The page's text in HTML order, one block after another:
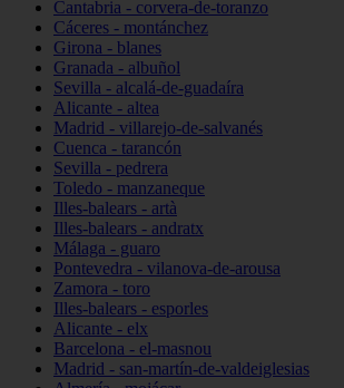
Cantabria - corvera-de-toranzo
Cáceres - montánchez
Girona - blanes
Granada - albuñol
Sevilla - alcalá-de-guadaíra
Alicante - altea
Madrid - villarejo-de-salvanés
Cuenca - tarancón
Sevilla - pedrera
Toledo - manzaneque
Illes-balears - artà
Illes-balears - andratx
Málaga - guaro
Pontevedra - vilanova-de-arousa
Zamora - toro
Illes-balears - esporles
Alicante - elx
Barcelona - el-masnou
Madrid - san-martín-de-valdeiglesias